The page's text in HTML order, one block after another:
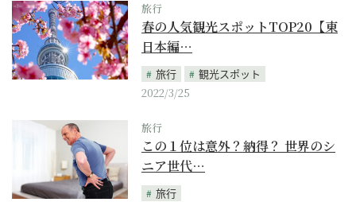
旅行
春の人気観光スポットTOP20【東
日本編…
旅行
観光スポット
2022/3/25
旅行
この１位は意外？納得？ 世界のシ
ニア世代…
旅行